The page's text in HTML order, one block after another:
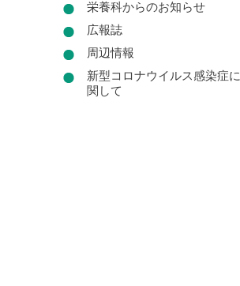
栄養科からのお知らせ
広報誌
周辺情報
新型コロナウイルス感染症に
関して